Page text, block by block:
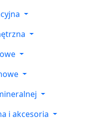
i akcesoria